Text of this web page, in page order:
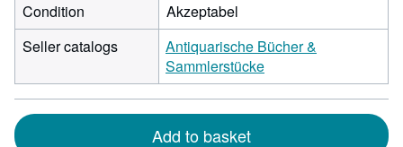
Condition
Akzeptabel
Seller catalogs
Antiquarische Bücher &
Sammlerstücke
Add to basket